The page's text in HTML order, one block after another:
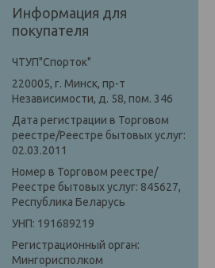
Информация для
покупателя
ЧТУП"Спорток"
220005, г. Минск, пр-т
Независимости, д. 58, пом. 346
Дата регистрации в Торговом
реестре/Реестре бытовых услуг:
02.03.2011
Номер в Торговом реестре/
Реестре бытовых услуг: 845627,
Республика Беларусь
УНП: 191689219
Регистрационный орган:
Мингорисполком